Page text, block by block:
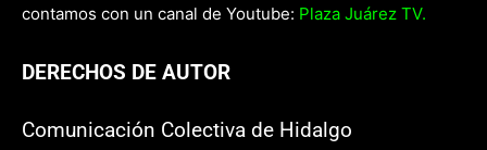
contamos con un canal de Youtube: Plaza Juárez TV.
DERECHOS DE AUTOR
Comunicación Colectiva de Hidalgo